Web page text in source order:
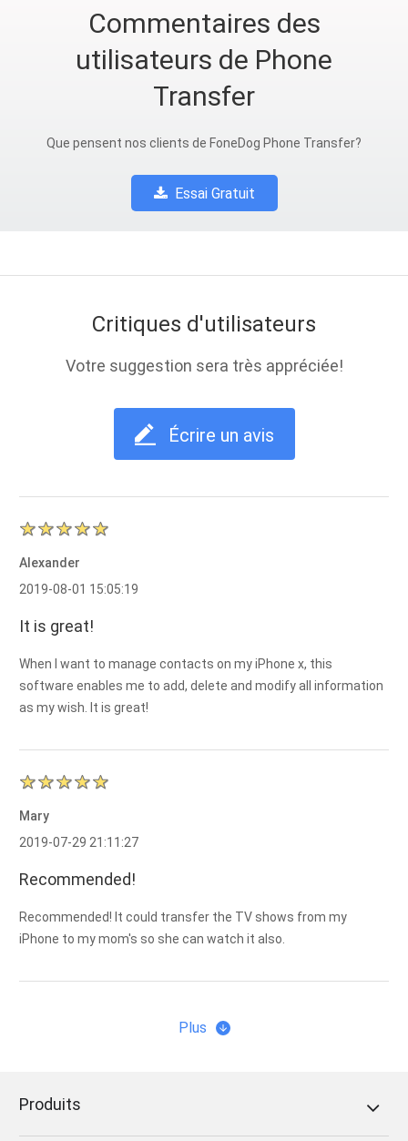
Commentaires des
utilisateurs de Phone
Transfer
Que pensent nos clients de FoneDog Phone Transfer?
Essai Gratuit
Critiques d'utilisateurs
Votre suggestion sera très appréciée!
Écrire un avis
Alexander
2019-08-01 15:05:19
It is great!
When I want to manage contacts on my iPhone x, this
software enables me to add, delete and modify all information
as my wish. It is great!
Mary
2019-07-29 21:11:27
Recommended!
Recommended! It could transfer the TV shows from my
iPhone to my mom's so she can watch it also.
Plus
Produits